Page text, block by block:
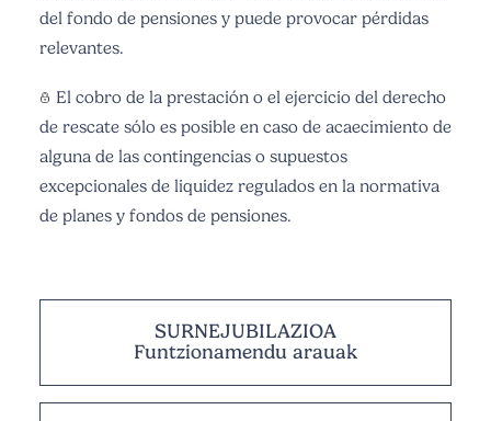
del fondo de pensiones y puede provocar pérdidas
relevantes.
El cobro de la prestación o el ejercicio del derecho
de rescate sólo es posible en caso de acaecimiento de
alguna de las contingencias o supuestos
excepcionales de liquidez regulados en la normativa
de planes y fondos de pensiones.
SURNEJUBILAZIOA
Funtzionamendu arauak